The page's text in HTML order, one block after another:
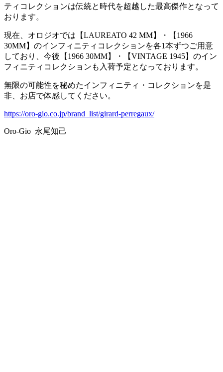
ティコレクションは伝統と時代を超越した最高傑作となって
おります。
現在、オロジオでは【LAUREATO 42 MM】・【1966
30MM】のインフィニティコレクションを各1本ずつご用意
しており、今後【1966 30MM】・【VINTAGE 1945】のイン
フィニティコレクションも入荷予定となっております。
無限の可能性を秘めたインフィニティ・コレクションを是
非、お店で体感してください。
https://oro-gio.co.jp/brand_list/girard-perregaux/
Oro-Gio 永尾知己